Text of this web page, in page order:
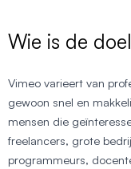
Wie is de
Vimeo varieert van
gewoon snel en
mensen die
freelancers, grote
programmeurs,